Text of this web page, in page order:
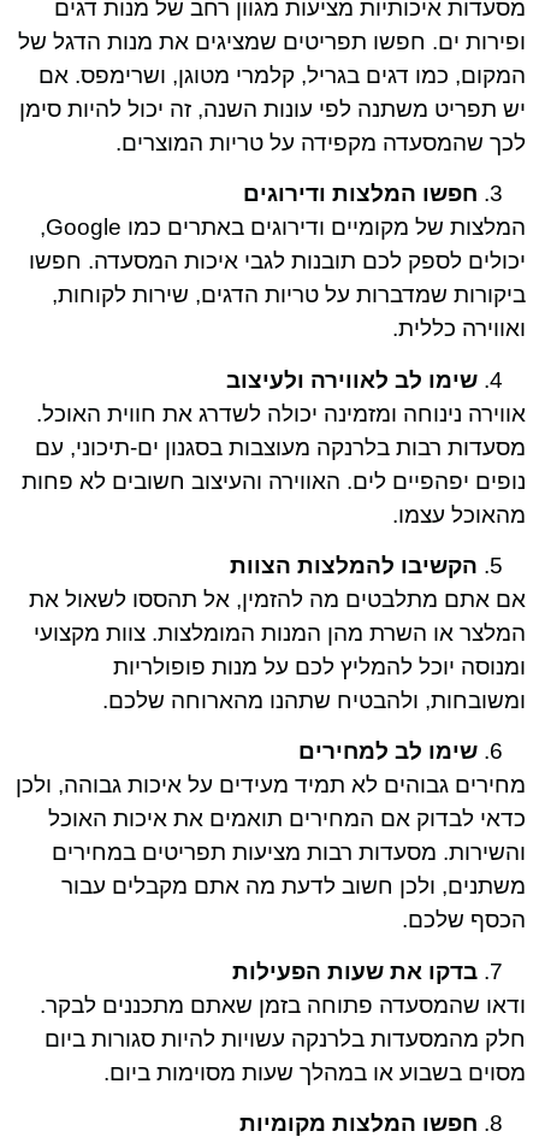
מסעדות איכותיות מציעות מגוון רחב של מנות דגים
ופירות ים. חפשו תפריטים שמציגים את מנות הדגל של
המקום, כמו דגים בגריל, קלמרי מטוגן, ושרימפס. אם
יש תפריט משתנה לפי עונות השנה, זה יכול להיות סימן
לכך שהמסעדה מקפידה על טריות המוצרים.
חפשו המלצות ודירוגים
המלצות של מקומיים ודירוגים באתרים כמו Google,
יכולים לספק לכם תובנות לגבי איכות המסעדה. חפשו
ביקורות שמדברות על טריות הדגים, שירות לקוחות,
ואווירה כללית.
שימו לב לאווירה ולעיצוב
אווירה נינוחה ומזמינה יכולה לשדרג את חווית האוכל.
מסעדות רבות בלרנקה מעוצבות בסגנון ים-תיכוני, עם
נופים יפהפיים לים. האווירה והעיצוב חשובים לא פחות
מהאוכל עצמו.
הקשיבו להמלצות הצוות
אם אתם מתלבטים מה להזמין, אל תהססו לשאול את
המלצר או השרת מהן המנות המומלצות. צוות מקצועי
ומנוסה יוכל להמליץ לכם על מנות פופולריות
ומשובחות, ולהבטיח שתהנו מהארוחה שלכם.
שימו לב למחירים
מחירים גבוהים לא תמיד מעידים על איכות גבוהה, ולכן
כדאי לבדוק אם המחירים תואמים את איכות האוכל
והשירות. מסעדות רבות מציעות תפריטים במחירים
משתנים, ולכן חשוב לדעת מה אתם מקבלים עבור
הכסף שלכם.
בדקו את שעות הפעילות
ודאו שהמסעדה פתוחה בזמן שאתם מתכננים לבקר.
חלק מהמסעדות בלרנקה עשויות להיות סגורות ביום
מסוים בשבוע או במהלך שעות מסוימות ביום.
חפשו המלצות מקומיות